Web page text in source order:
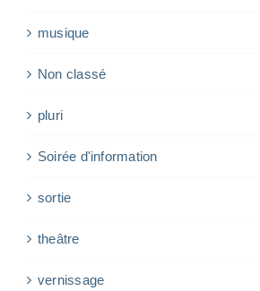
musique
Non classé
pluri
Soirée d'information
sortie
theâtre
vernissage